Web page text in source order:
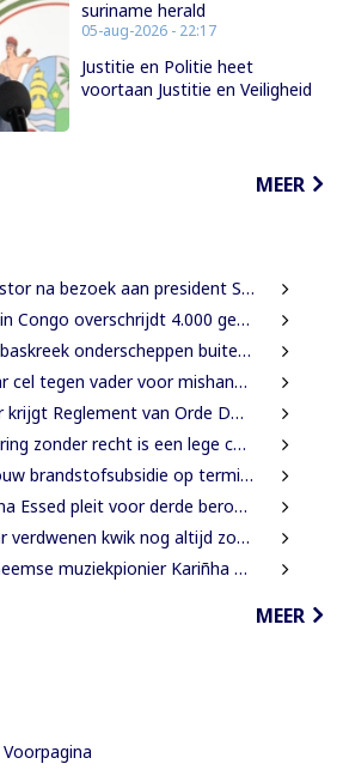
suriname herald
05-aug-2026 - 22:17
Justitie en Politie heet
voortaan Justitie en Veiligheid
MEER
president Simons: ‘Toename van rijkdom in Suriname’
overschrijdt 4.000 gevallen
buitenlanders met illegaal geweer en communicatieapparatuur
voor mishandeling en verwaarlozing van gezin
van Orde DNA grondige herziening
zonder recht is een lege ceremonie
op termijn onvermijdelijk
voor derde beroepsinstantie onder gezag van CCJ
kwik nog altijd zonder resultaat
Kariñha Basi krijgt oeuvreprijs in Rotterdam
MEER